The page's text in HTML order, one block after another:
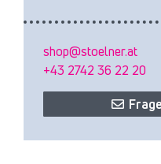
shop@stoelner.at
+43 2742 36 22 20